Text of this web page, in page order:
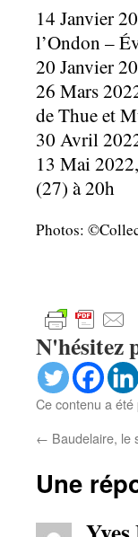
14 Janvier
l’Ondon –
20 Janvier
26 Mars
de Thue et
30 Avril
13 Mai
(27) à 20h
Photos:
N'hésitez
Ce contenu a
← Baudelaire, le
Une